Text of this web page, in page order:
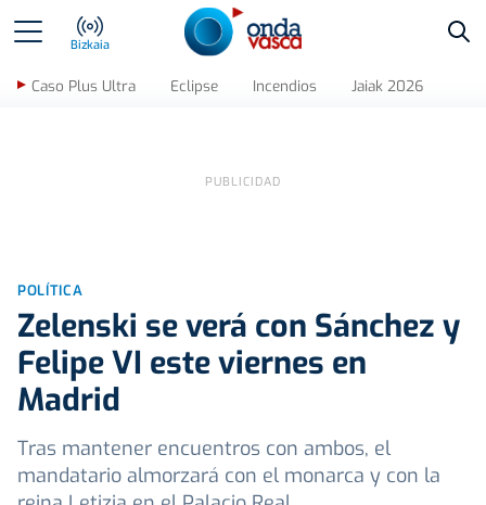
Bizkaia
Caso Plus Ultra Eclipse Incendios Jaiak 2026
POLÍTICA
Zelenski se verá con Sánchez y
Felipe VI este viernes en
Madrid
Tras mantener encuentros con ambos, el
mandatario almorzará con el monarca y con la